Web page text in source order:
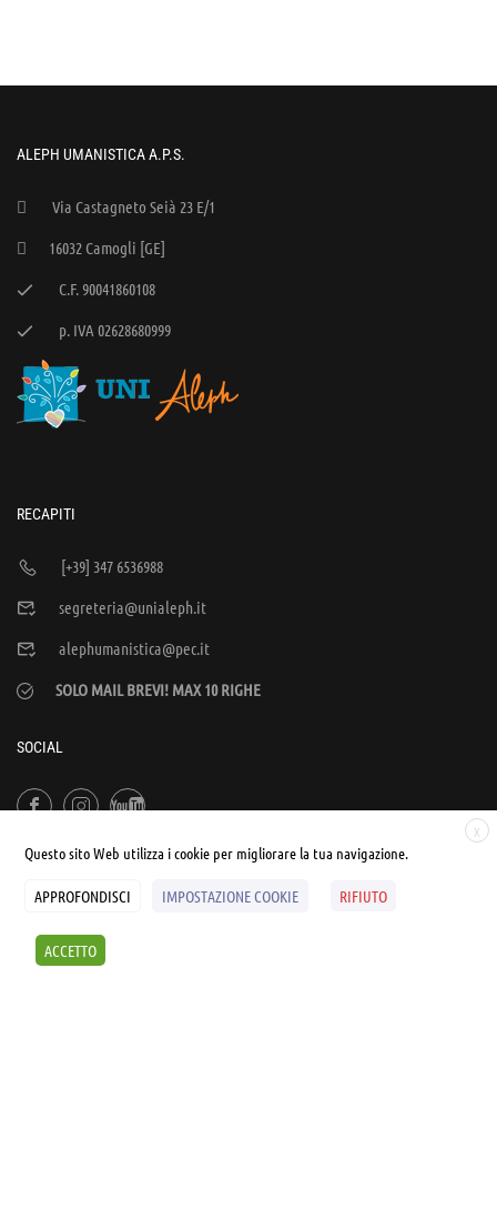
ALEPH UMANISTICA A.P.S.
Via Castagneto Seià 23 E/1
16032 Camogli [GE]
C.F. 90041860108
p. IVA 02628680999
RECAPITI
[+39] 347 6536988
segreteria@unialeph.it
alephumanistica@pec.it
SOLO MAIL BREVI! MAX 10 RIGHE
SOCIAL
Sintesi e liberatorie
X
Questo sito Web utilizza i cookie per migliorare la tua navigazione.
APPROFONDISCI IMPOSTAZIONE COOKIE RIFIUTO
ACCETTO